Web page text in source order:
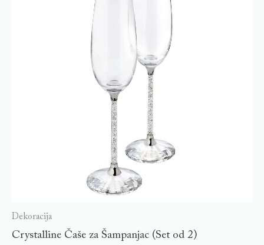
Dekoracija
Crystalline Čaše za Šampanjac (Set od 2)